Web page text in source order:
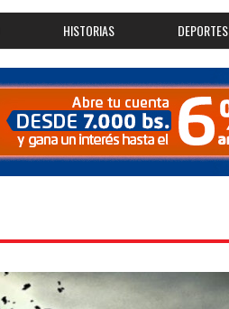
HISTORIAS DEPORTES